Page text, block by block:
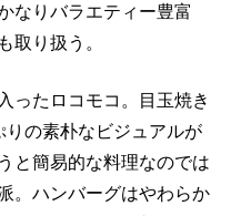
なりバラエティー豊富
取り扱う。
ったロコモコ。目玉焼き
の素朴なビジュアルが
と簡易的な料理なのでは
。ハンバーグはやわらか